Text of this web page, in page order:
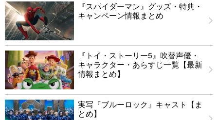
『スパイダーマン』グッズ・特典・
キャンペーン情報まとめ
『トイ・ストーリー5』吹替声優・
キャラクター・あらすじ一覧【最新
情報まとめ】
実写『ブルーロック』キャスト【ま
とめ】